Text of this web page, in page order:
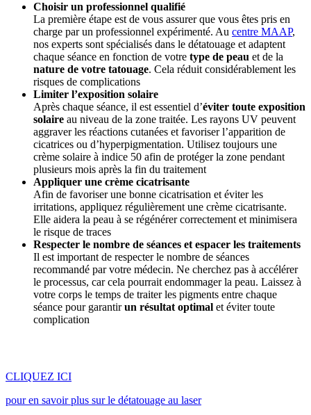
Choisir un professionnel qualifié
La première étape est de vous assurer que vous êtes pris en
charge par un professionnel expérimenté. Au centre MAAP,
nos experts sont spécialisés dans le détatouage et adaptent
chaque séance en fonction de votre type de peau et de la
nature de votre tatouage. Cela réduit considérablement les
risques de complications
Limiter l’exposition solaire
Après chaque séance, il est essentiel d’éviter toute exposition
solaire au niveau de la zone traitée. Les rayons UV peuvent
aggraver les réactions cutanées et favoriser l’apparition de
cicatrices ou d’hyperpigmentation. Utilisez toujours une
crème solaire à indice 50 afin de protéger la zone pendant
plusieurs mois après la fin du traitement
Appliquer une crème cicatrisante
Afin de favoriser une bonne cicatrisation et éviter les
irritations, appliquez régulièrement une crème cicatrisante.
Elle aidera la peau à se régénérer correctement et minimisera
le risque de traces
Respecter le nombre de séances et espacer les traitements
Il est important de respecter le nombre de séances
recommandé par votre médecin. Ne cherchez pas à accélérer
le processus, car cela pourrait endommager la peau. Laissez à
votre corps le temps de traiter les pigments entre chaque
séance pour garantirun résultat optimal et éviter toute
complication
CLIQUEZ ICI
pour en savoir plus sur le détatouage au laser